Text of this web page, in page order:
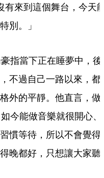
有來到這個舞台，今天
別。」
指當下正在睡夢中，後
不過自己一路以來，都
外的平靜。他直言，做
今能做音樂就很開心、
慣等待，所以不會覺得
晚都好，只想讓大家聽